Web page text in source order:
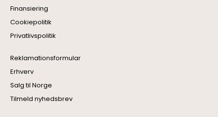
Finansiering
Cookiepolitik
Privatlivspolitik
Reklamationsformular
Erhverv
Salg til Norge
Tilmeld nyhedsbrev